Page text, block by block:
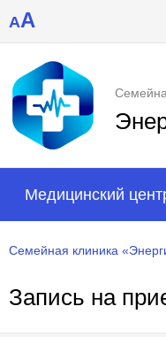
AA
Медицинский
Семейная клиника
Запись на